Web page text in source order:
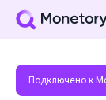
Подключено к